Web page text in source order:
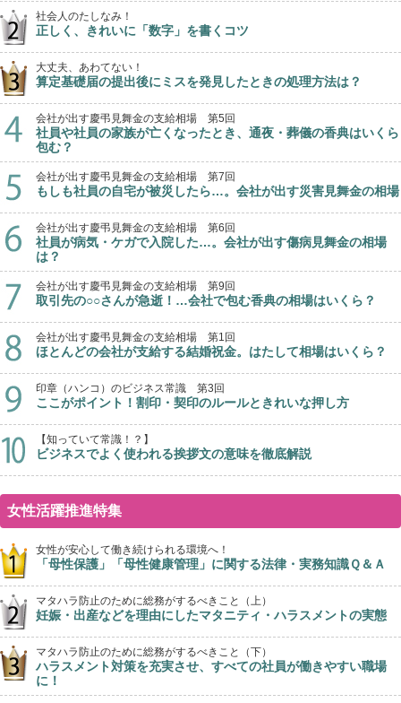
社会人のたしなみ！
正しく、きれいに「数字」を書くコツ
大丈夫、あわてない！
算定基礎届の提出後にミスを発見したときの処理方法は？
会社が出す慶弔見舞金の支給相場 第5回
社員や社員の家族が亡くなったとき、通夜・葬儀の香典はいくら
包む？
会社が出す慶弔見舞金の支給相場 第7回
もしも社員の自宅が被災したら…。会社が出す災害見舞金の相場
会社が出す慶弔見舞金の支給相場 第6回
社員が病気・ケガで入院した…。会社が出す傷病見舞金の相場
は？
会社が出す慶弔見舞金の支給相場 第9回
取引先の○○さんが急逝！…会社で包む香典の相場はいくら？
会社が出す慶弔見舞金の支給相場 第1回
ほとんどの会社が支給する結婚祝金。はたして相場はいくら？
印章（ハンコ）のビジネス常識 第3回
ここがポイント！割印・契印のルールときれいな押し方
【知っていて常識！？】
ビジネスでよく使われる挨拶文の意味を徹底解説
女性活躍推進特集
女性が安心して働き続けられる環境へ！
「母性保護」「母性健康管理」に関する法律・実務知識Ｑ＆Ａ
マタハラ防止のために総務がするべきこと（上）
妊娠・出産などを理由にしたマタニティ・ハラスメントの実態
マタハラ防止のために総務がするべきこと（下）
ハラスメント対策を充実させ、すべての社員が働きやすい職場
に！